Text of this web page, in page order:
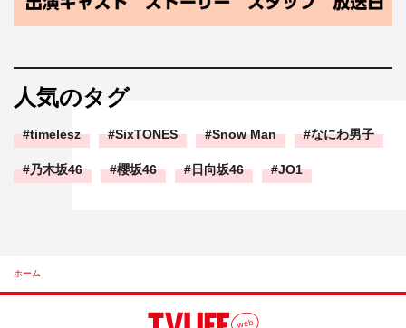
人気のタグ
timelesz SixTONES Snow Man なにわ男子
乃木坂46 櫻坂46 日向坂46 JO1
ホーム